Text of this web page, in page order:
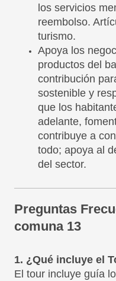
los servicios
reembolso.
turismo.
Apoya los
productos del
contribución
sostenible y
que los
adelante,
contribuye a
todo; apoya al
del sector.
Preguntas
comuna 13
1. ¿Qué incluye el
El tour incluye guía